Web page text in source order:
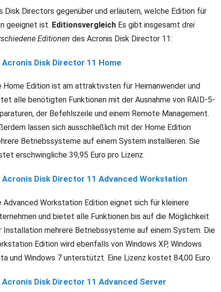
Disk Directors gegenüber und erläutern, welche Edition für
geeignet ist. Editionsvergleich Es gibt insgesamt drei
Editionen des Acronis Disk Director 11:
Acronis Disk Director 11 Home
Home Edition ist am attraktivsten für Heimanwender und
alle benötigten Funktionen mit der Ausnahme von RAID-5-
der Befehlszeile und einem Remote Management.
lassen sich ausschließlich mit der Home Edition
Betriebssysteme auf einem System installieren. Sie
erschwingliche 39,95 Euro pro Lizenz.
Acronis Disk Director 11 Advanced Workstation
Advanced Workstation Edition eignet sich für kleinere
und bietet alle Funktionen bis auf die Möglichkeit
Installation mehrere Betriebssysteme auf einem System. Die
Edition wird ebenfalls von Windows XP, Windows
und Windows 7 unterstützt. Eine Lizenz kostet 84,00 Euro.
Acronis Disk Director 11 Advanced Server